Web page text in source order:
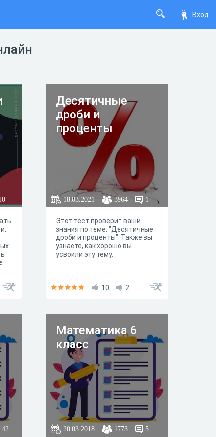
Вход
Десятичные
дроби и
проценты
18.03.2021 3964 1
Этот тест проверит ваши
знания по теме: "Десятичные
дроби и проценты". Также вы
узнаете, как хорошо вы
усвоили эту тему.
10 2
42
Математика 6
класс
20.03.2018 1773 5